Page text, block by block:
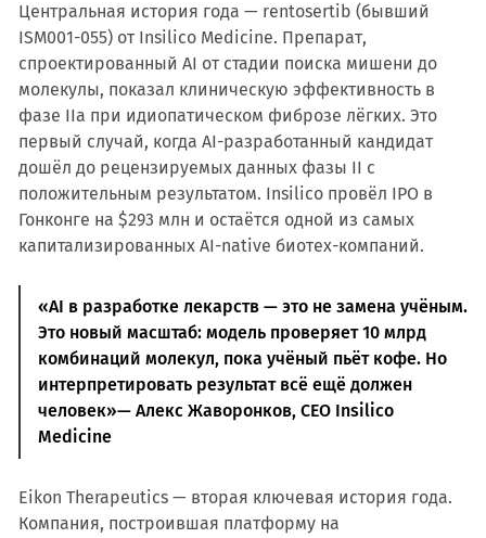
Центральная история года — rentosertib (бывший
ISM001-055) от Insilico Medicine. Препарат,
спроектированный AI от стадии поиска мишени до
молекулы, показал клиническую эффективность в
фазе IIa при идиопатическом фиброзе лёгких. Это
первый случай, когда AI-разработанный кандидат
дошёл до рецензируемых данных фазы II с
положительным результатом. Insilico провёл IPO в
Гонконге на $293 млн и остаётся одной из самых
капитализированных AI-native биотех-компаний.
«AI в разработке лекарств — это не замена учёным.
Это новый масштаб: модель проверяет 10 млрд
комбинаций молекул, пока учёный пьёт кофе. Но
интерпретировать результат всё ещё должен
человек»— Алекс Жаворонков, CEO Insilico
Medicine
Eikon Therapeutics — вторая ключевая история года.
Компания, построившая платформу на